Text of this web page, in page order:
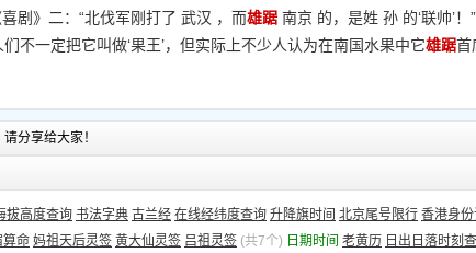
剧》二：“北伐军刚打了 武汉 ，而雄踞 南京 的，是姓 孙 的‘联帅’
们不一定把它叫做‘果王’，但实际上不少人认为在南国水果中它雄踞首
分享给大家！
拔高度查询 书法字典 古兰经 在线经纬度查询 升降旗时间 北京尾号限行 香港身
算命 妈祖天后灵签 黄大仙灵签 吕祖灵签 (共7个) 日期时间 老黄历 日出日落时刻